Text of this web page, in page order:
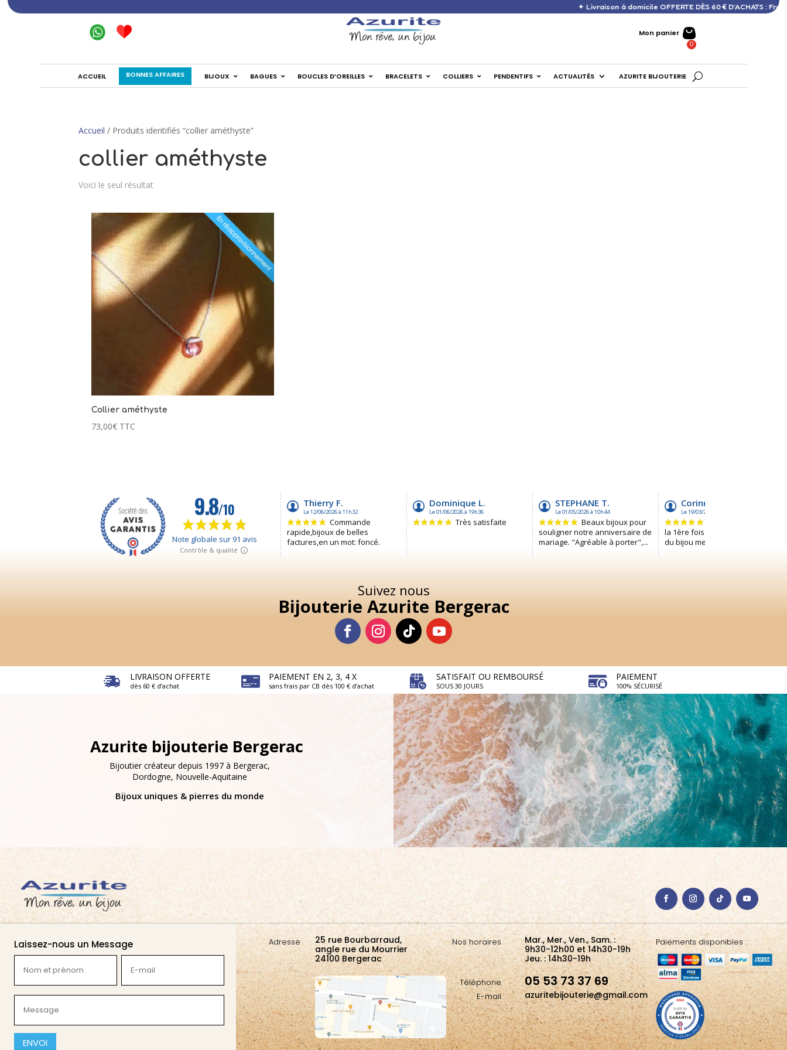
✦ Livraison à domicile OFFERTE DÈS 60 € D’ACHATS : France,
Mon panier
ACCUEIL BONNES AFFAIRES BIJOUX BAGUES BOUCLES D’OREILLES BRACELETS COLLIERS PENDENTIFS ACTUALITÉS AZURITE BIJOUTERIE
Accueil / Produits identifiés “collier améthyste”
collier améthyste
Voici le seul résultat
Collier améthyste
73,00€ TTC
Suivez nous
Bijouterie Azurite Bergerac
LIVRAISON OFFERTE
dès 60 € d’achat
PAIEMENT EN 2, 3, 4 X
sans frais par CB dès 100 € d’achat
SATISFAIT OU REMBOURSÉ
SOUS 30 JOURS
PAIEMENT
100% SÉCURISÉ
Azurite bijouterie Bergerac
Bijoutier créateur depuis 1997 à Bergerac,
Dordogne, Nouvelle-Aquitaine
Bijoux uniques & pierres du monde
Laissez-nous un Message
et
prénom
mail
(Nécessaire)
(Nécessaire)
CAPTCHA
Adresse
25 rue Bourbarraud,
angle rue du Mourrier
24100 Bergerac
Nos horaires
Téléphone
E-mail
Mar., Mer., Ven., Sam. :
9h30-12h00 et 14h30-19h
Jeu. : 14h30-19h
05 53 73 37 69
azuritebijouterie@gmail.com
Paiements disponibles :